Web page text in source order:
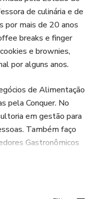
York – produza
maneiras de vender
para ter lucro
doces - técnicas
suas vendas
list para iniciar
de culinária e de
por mais de 20 anos
breaks e finger
e brownies,
por alguns anos.
de Alimentação
pela Conquer. No
em gestão para
Também faço
Gastronômicos
muitas experiências